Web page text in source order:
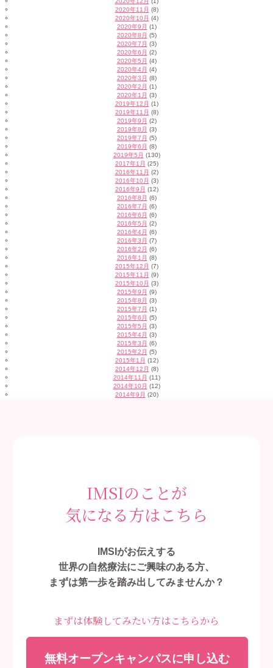
2020年11月 (8)
2020年10月 (4)
2020年9月 (1)
2020年8月 (5)
2020年7月 (3)
2020年6月 (2)
2020年5月 (4)
2020年4月 (4)
2020年3月 (8)
2020年2月 (1)
2020年1月 (3)
2019年12月 (1)
2019年11月 (8)
2019年9月 (2)
2019年8月 (3)
2019年7月 (5)
2019年6月 (8)
2019年5月 (130)
2017年1月 (25)
2016年11月 (2)
2016年10月 (3)
2016年9月 (12)
2016年8月 (6)
2016年7月 (6)
2016年6月 (6)
2016年5月 (2)
2016年4月 (6)
2016年3月 (7)
2016年2月 (6)
2016年1月 (8)
2015年12月 (7)
2015年11月 (9)
2015年10月 (3)
2015年9月 (9)
2015年8月 (3)
2015年7月 (1)
2015年6月 (5)
2015年5月 (3)
2015年4月 (3)
2015年3月 (6)
2015年2月 (5)
2015年1月 (12)
2014年12月 (8)
2014年11月 (11)
2014年10月 (12)
2014年9月 (20)
IMSIのことが
気になる方はこちら
IMSIがお伝えする
世界の自然療法にご興味のある方、
まずは第一歩を踏み出してみませんか？
まずは体験してみたい方はこちらから
無料オープンキャンパスに申し込む